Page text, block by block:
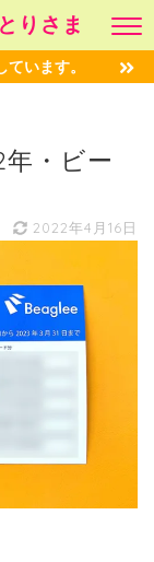
りさま
います。
年・ビー
2022年4月16日